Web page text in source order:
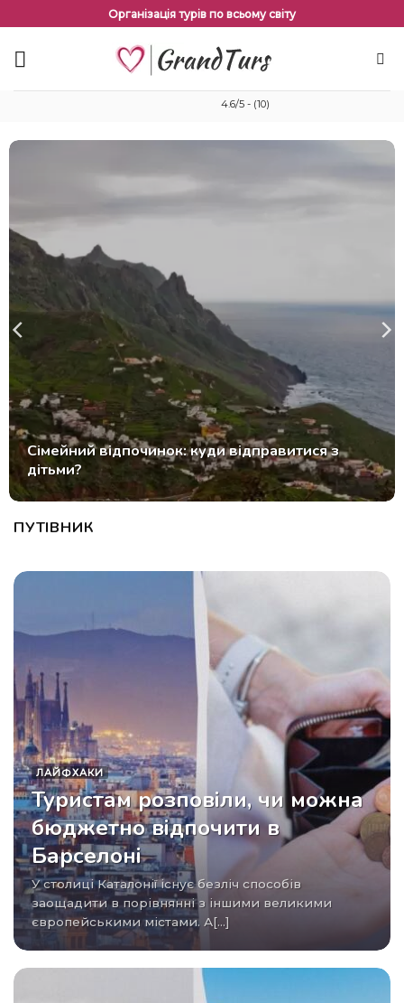
змісту
Організація турів по всьому світу
4.6/5 - (10)
Як уникнути зневоднення шкіри під час
тривалих перельотів: поради від візажистки
ПУТІВНИК
ЛАЙФХАКИ
Туристам розповіли, чи можна
бюджетно відпочити в
Барселоні
У столиці Каталонії існує безліч способів
заощадити в порівнянні з іншими великими
європейськими містами. А[...]